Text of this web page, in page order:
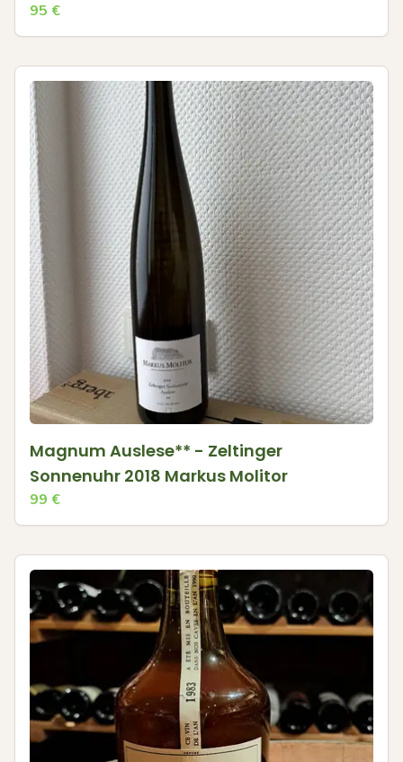
95 €
Magnum Auslese** - Zeltinger
Sonnenuhr 2018 Markus Molitor
99 €